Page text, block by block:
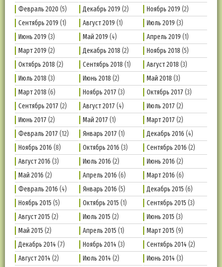
Февраль 2020 (5) Декабрь 2019 (2) Ноябрь 2019 (2)
Сентябрь 2019 (1) Август 2019 (1) Июль 2019 (3)
Июнь 2019 (3) Май 2019 (4) Апрель 2019 (1)
Март 2019 (2) Декабрь 2018 (2) Ноябрь 2018 (5)
Октябрь 2018 (2) Сентябрь 2018 (1) Август 2018 (3)
Июль 2018 (3) Июнь 2018 (2) Май 2018 (3)
Март 2018 (6) Ноябрь 2017 (3) Октябрь 2017 (3)
Сентябрь 2017 (2) Август 2017 (4) Июль 2017 (2)
Июнь 2017 (2) Май 2017 (1) Март 2017 (2)
Февраль 2017 (12) Январь 2017 (1) Декабрь 2016 (4)
Ноябрь 2016 (8) Октябрь 2016 (3) Сентябрь 2016 (2)
Август 2016 (3) Июль 2016 (2) Июнь 2016 (2)
Май 2016 (2) Апрель 2016 (6) Март 2016 (6)
Февраль 2016 (4) Январь 2016 (5) Декабрь 2015 (6)
Ноябрь 2015 (5) Октябрь 2015 (1) Сентябрь 2015 (3)
Август 2015 (2) Июль 2015 (2) Июнь 2015 (3)
Май 2015 (2) Апрель 2015 (1) Март 2015 (9)
Декабрь 2014 (7) Ноябрь 2014 (3) Сентябрь 2014 (2)
Август 2014 (2) Июль 2014 (2) Июнь 2014 (3)